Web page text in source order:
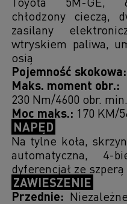
chłodzony cieczą,
zasilany
wtryskiem paliwa,
osią
Pojemność skokowa:
Maks. moment obr.:
230 Nm/4600 obr. min.
Moc maks.: 170 KM/
NAPĘD
Na tylne koła,
automatyczna, 4-
dyferencjał ze szperą
ZAWIESZENIE
Przednie: